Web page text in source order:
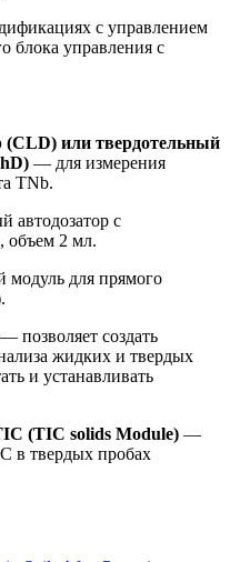
с управлением
блока управления с
или твердотельный
— для измерения
TNb.
автодозатор с
объем 2 мл.
для прямого
— позволяет создать
жидких и твердых
и устанавливать
(TIC solids Module) —
в твердых пробах